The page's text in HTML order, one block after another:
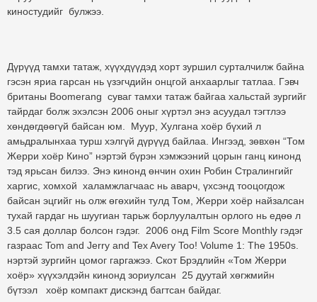
киностудийг булжээ.
Дүрүүд тамхи татаж, хүүхдүүдэд хорт зуршил сурталчилж байна
гэсэн яриа гарсан нь үзэгчдийн онцгой анхаарлыг татлаа. Гэвч
британы Boomerang суваг тамхи татаж байгаа хальстай зургийг
тайрдаг болж эхэлсэн 2006 оныг хүртэл энэ асуудал тэгтлээ
хөндөгдөөгүй байсан юм. Муур, Хулгана хоёр бүхий л
амьдралынхаа турш хэлгүй дүрүүд байлаа. Ингээд, зөвхөн “Том
Жерри хоёр Кино” нэртэй бүрэн хэмжээний цорын ганц кинонд
тэд ярьсан билээ. Энэ кинонд өнчин охин Робин Стралингийг
харгис, хомхой халамжлагчаас нь аварч, үхсэнд тооцогдож
байсан эцгийг нь олж өгөхийн тулд Том, Жерри хоёр найзалсан
тухай гардаг нь шуугиан тарьж борлуулалтын орлого нь едөө л
3.5 сая доллар болсон гэдэг. 2006 онд Film Score Monthly гэдэг
газраас Tom and Jerry and Tex Avery Too! Volume 1: The 1950s.
нэртэй зургийн цомог гаргажээ. Скот Брэдлийн «Том Жерри
хоёр» хүүхэлдэйн кинонд зориулсан 25 дуутай хөгжмийн
бүтээл хоёр компакт дискэнд багтсан байдаг.